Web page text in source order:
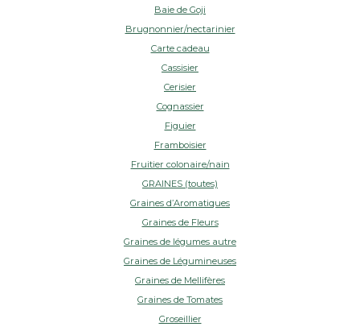
Baie de Goji
Brugnonnier/nectarinier
Carte cadeau
Cassisier
Cerisier
Cognassier
Figuier
Framboisier
Fruitier colonaire/nain
GRAINES (toutes)
Graines d’Aromatiques
Graines de Fleurs
Graines de légumes autre
Graines de Légumineuses
Graines de Mellifères
Graines de Tomates
Groseillier